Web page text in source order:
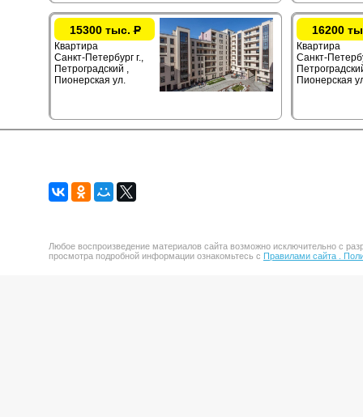
15300 тыс.Р
Квартира
Санкт-Петербург г.,
Петроградский ,
Пионерская ул.
16200
Квартира
Санкт-
Пионерская
Любое воспроизведение материалов сайта возможно исключительно с
просмотра подробной информации ознакомьтесь с Правилами сайта .